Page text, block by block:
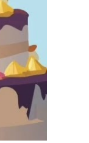
(3)黃敏正主教
帶你做「四旬期
避靜」—【逾越
的智慧】：耶穌
的三大奧蹟
(2)黃敏正主教
帶你做「四旬期